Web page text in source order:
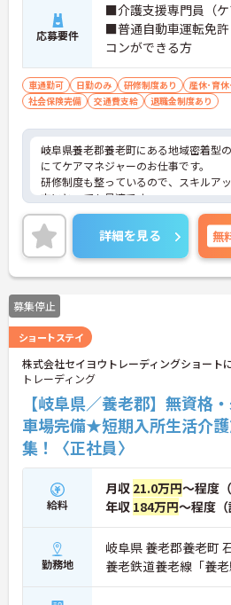
応募要件
■介護支援専門員（
■普通自動車運転免
コンができる方
車通勤可 日勤のみ 研修制度あり
産休･育
社会保険完備
交通費支給 退職金制度あり
岐阜県養老郡養老町にある地域密着型
にてケアマネジャーのお仕事です。
研修制度も整っているので、スキルア
方にとっても最適です。
ご興味ある方には、面接対策ポイント
詳細をお話しいたしますのでお気軽にご
い。
詳細を見る 無
募集停止
ショートステイ
株式会社セイヨウトレーディングショート
トレーディング
【岐阜県／養老郡】無資格
車場完備★短期入所生活介
集！〈正社員〉
給料
月収 21.0万円～程度
年収 184万円～程度（
勤務地
岐阜県 養老郡養老町
養老鉄道養老線「養